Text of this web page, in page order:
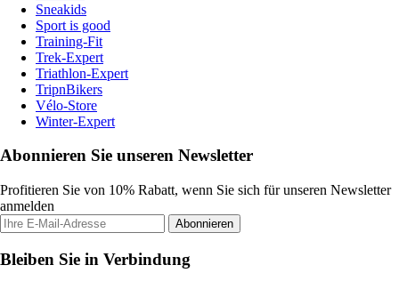
Sneakids
Sport is good
Training-Fit
Trek-Expert
Triathlon-Expert
TripnBikers
Vélo-Store
Winter-Expert
Abonnieren Sie unseren Newsletter
Profitieren Sie von 10% Rabatt, wenn Sie sich für unseren Newsletter
anmelden
Abonnieren
Bleiben Sie in Verbindung